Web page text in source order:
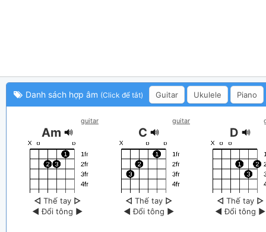
Danh sách hợp âm (Click để tắt) Guitar Ukulele Piano
guitar
Am
◁ Thế tay ▷
◀ Đổi tông ▶
guitar
C
◁ Thế tay ▷
◀ Đổi tông ▶
D
◁ Thế tay ▷
◀ Đổi tông ▶